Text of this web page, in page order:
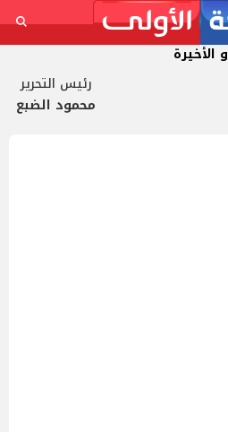
و الأخيرة
رئيس التحرير
محمود الضبع